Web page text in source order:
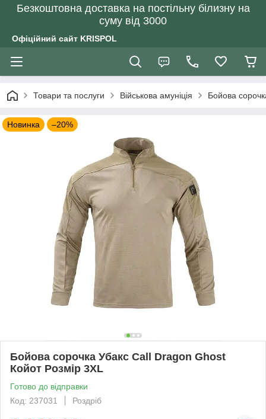
Безкоштовна доставка на постільну білизну на
суму від 3000
Офіційний сайт KRISPOL
Товари та послуги Військова амуніція Бойова
Новинка –20%
Бойова сорочка Убакс Call Dragon Ghost
Койот Розмір 3XL
Готово до відправки
Код: 237031
Роздріб